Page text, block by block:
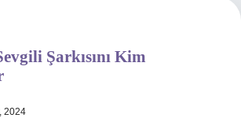
Şarkısını Kim
2024